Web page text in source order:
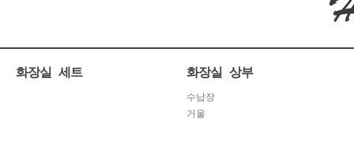
화장실 세트 화장실 상부
수납장
거울